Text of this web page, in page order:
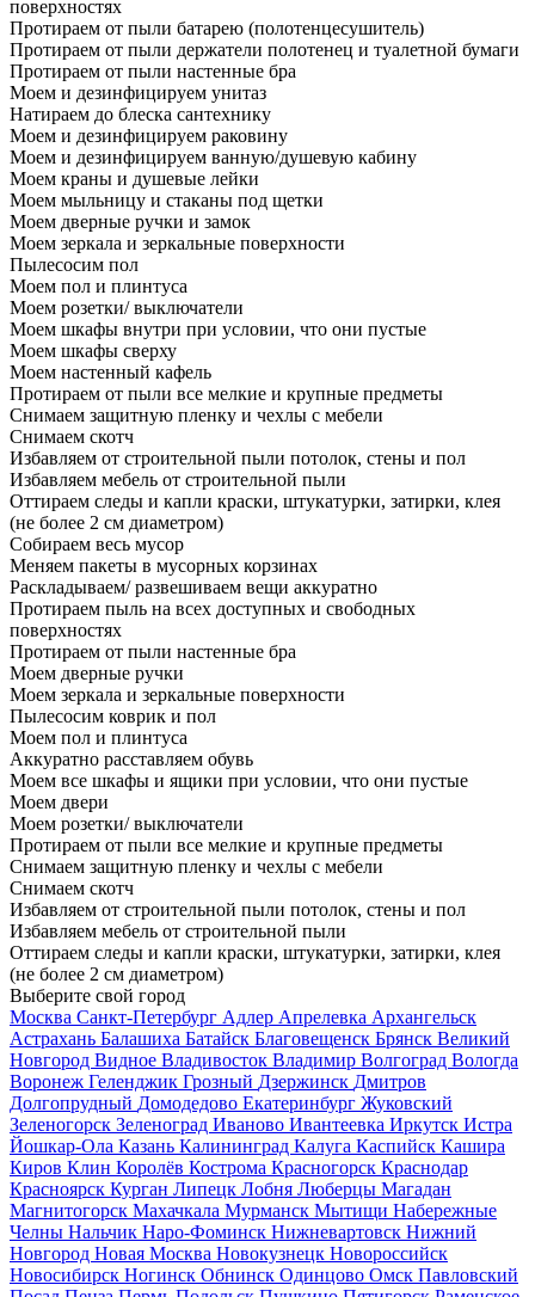
поверхностях
Протираем от пыли батарею (полотенцесушитель)
Протираем от пыли держатели полотенец и туалетной бумаги
Протираем от пыли настенные бра
Моем и дезинфицируем унитаз
Натираем до блеска сантехнику
Моем и дезинфицируем раковину
Моем и дезинфицируем ванную/душевую кабину
Моем краны и душевые лейки
Моем мыльницу и стаканы под щетки
Моем дверные ручки и замок
Моем зеркала и зеркальные поверхности
Пылесосим пол
Моем пол и плинтуса
Моем розетки/ выключатели
Моем шкафы внутри при условии, что они пустые
Моем шкафы сверху
Моем настенный кафель
Протираем от пыли все мелкие и крупные предметы
Снимаем защитную пленку и чехлы с мебели
Снимаем скотч
Избавляем от строительной пыли потолок, стены и пол
Избавляем мебель от строительной пыли
Оттираем следы и капли краски, штукатурки, затирки, клея
(не более 2 см диаметром)
Собираем весь мусор
Меняем пакеты в мусорных корзинах
Раскладываем/ развешиваем вещи аккуратно
Протираем пыль на всех доступных и свободных
поверхностях
Протираем от пыли настенные бра
Моем дверные ручки
Моем зеркала и зеркальные поверхности
Пылесосим коврик и пол
Моем пол и плинтуса
Аккуратно расставляем обувь
Моем все шкафы и ящики при условии, что они пустые
Моем двери
Моем розетки/ выключатели
Протираем от пыли все мелкие и крупные предметы
Снимаем защитную пленку и чехлы с мебели
Снимаем скотч
Избавляем от строительной пыли потолок, стены и пол
Избавляем мебель от строительной пыли
Оттираем следы и капли краски, штукатурки, затирки, клея
(не более 2 см диаметром)
Выберите свой город
Москва Санкт-Петербург Адлер Апрелевка Архангельск
Астрахань Балашиха Батайск Благовещенск Брянск Великий
Новгород Видное Владивосток Владимир Волгоград Вологда
Воронеж Геленджик Грозный Дзержинск Дмитров
Долгопрудный Домодедово Екатеринбург Жуковский
Зеленогорск Зеленоград Иваново Ивантеевка Иркутск Истра
Йошкар-Ола Казань Калининград Калуга Каспийск Кашира
Киров Клин Королёв Кострома Красногорск Краснодар
Красноярск Курган Липецк Лобня Люберцы Магадан
Магнитогорск Махачкала Мурманск Мытищи Набережные
Челны Нальчик Наро-Фоминск Нижневартовск Нижний
Новгород Новая Москва Новокузнецк Новороссийск
Новосибирск Ногинск Обнинск Одинцово Омск Павловский